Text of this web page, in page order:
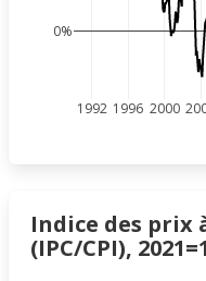
1992 1996 2000
0%
Indice des prix
(IPC/CPI),